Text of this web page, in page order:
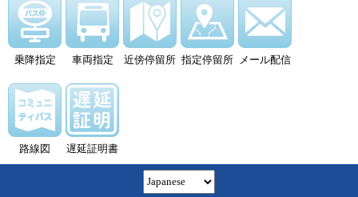
乗降指定 車両指定 近傍停留所 指定停留所 メール配信
路線図 遅延証明書